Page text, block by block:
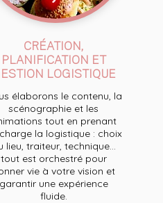
CRÉATION,
PLANIFICATION ET
LOGISTIQUE
élaborons le contenu, la
scénographie et les
tout en prenant
la logistique : choix
lieu, traiteur, technique...
tout est orchestré pour
vie à votre vision et
garantir une expérience
fluide.